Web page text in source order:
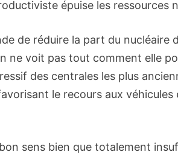
épuise les ressources
de réduire la part du nucléaire
ne voit pas tout comment elle
des centrales les plus
le recours aux
sens bien que totalement